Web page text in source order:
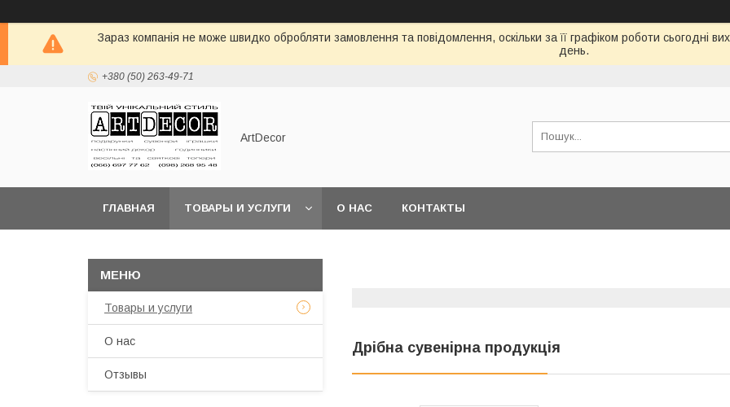
Зараз компанія не може швидко обробляти замовлення та повідомлення, оскільки за її графіком роботи сьогодні
день.
+380 (50) 263-49-71
ArtDecor
ГЛАВНАЯ ТОВАРЫ И УСЛУГИ О НАС КОНТАКТЫ
Дрібна сувенірна продукція
Товары и услуги
О нас
Отзывы